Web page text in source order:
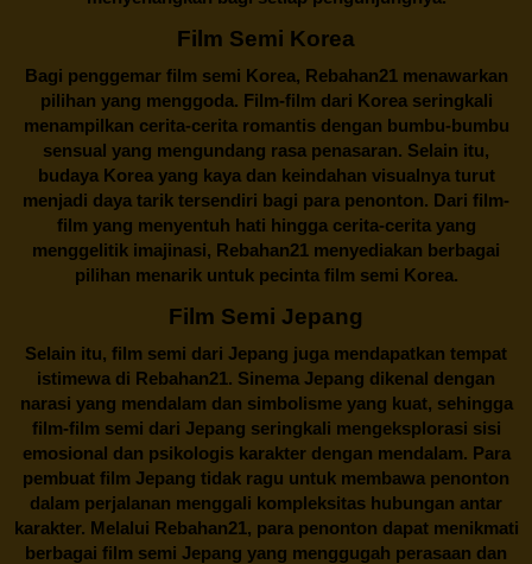
Film Semi Korea
Bagi penggemar film semi Korea, Rebahan21menawarkan
pilihan yang menggoda. Film-film dari Korea seringkali
menampilkan cerita-cerita romantis dengan bumbu-bumbu
sensual yang mengundang rasa penasaran. Selain itu,
budaya Korea yang kaya dan keindahan visualnya turut
menjadi daya tarik tersendiri bagi para penonton. Dari film-
film yang menyentuh hati hingga cerita-cerita yang
menggelitik imajinasi, Rebahan21 menyediakan berbagai
pilihan menarik untuk pecinta film semi Korea.
Film Semi Jepang
Selain itu, film semi dari Jepang juga mendapatkan tempat
istimewa di Rebahan21. Sinema Jepang dikenal dengan
narasi yang mendalam dan simbolisme yang kuat, sehingga
film-film semi dari Jepang seringkali mengeksplorasi sisi
emosional dan psikologis karakter dengan mendalam. Para
pembuat film Jepang tidak ragu untuk membawa penonton
dalam perjalanan menggali kompleksitas hubungan antar
karakter. Melalui Rebahan21, para penonton dapat menikmati
berbagai film semi Jepang yang menggugah perasaan dan